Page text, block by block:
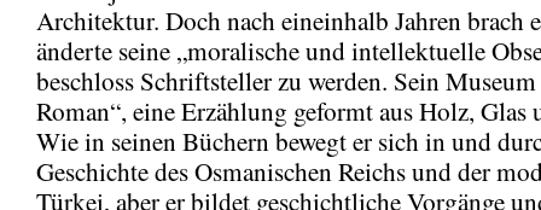
Architektur. Doch nach eineinhalb Jahren brach
änderte seine „moralische und intellektuelle
beschloss Schriftsteller zu werden. Sein
Roman“, eine Erzählung geformt aus Holz, Glas
Wie in seinen Büchern bewegt er sich in und
Geschichte des Osmanischen Reichs und der
Türkei, aber er bildet geschichtliche Vorgänge